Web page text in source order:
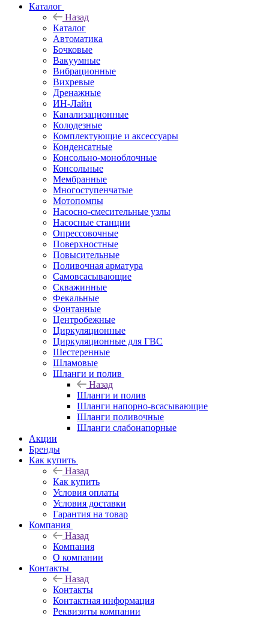
Каталог
Назад
Каталог
Автоматика
Бочковые
Вакуумные
Вибрационные
Вихревые
Дренажные
ИН-Лайн
Канализационные
Колодезные
Комплектующие и аксессуары
Конденсатные
Консольно-моноблочные
Консольные
Мембранные
Многоступенчатые
Мотопомпы
Насосно-смесительные узлы
Насосные станции
Опрессовочные
Поверхностные
Повысительные
Поливочная арматура
Самовсасывающие
Скважинные
Фекальные
Фонтанные
Центробежные
Циркуляционные
Циркуляционные для ГВС
Шестеренные
Шламовые
Шланги и полив
Назад
Шланги и полив
Шланги напорно-всасывающие
Шланги поливочные
Шланги слабонапорные
Акции
Бренды
Как купить
Назад
Как купить
Условия оплаты
Условия доставки
Гарантия на товар
Компания
Назад
Компания
О компании
Контакты
Назад
Контакты
Контактная информация
Реквизиты компании